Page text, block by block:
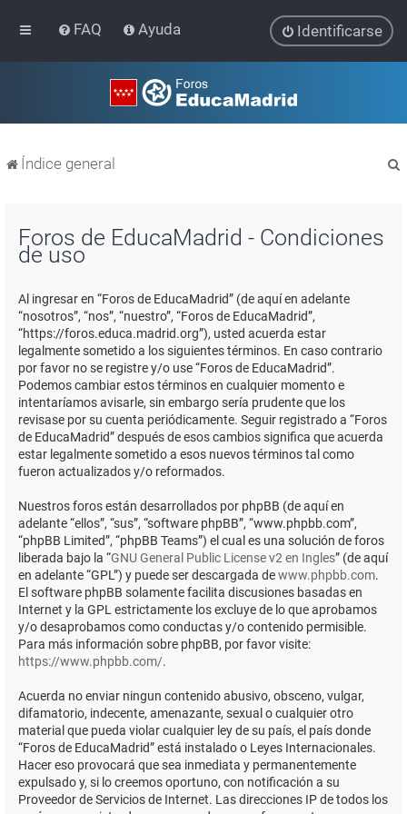
FAQ Ayuda Identificarse
Índice general
Foros de EducaMadrid - Condiciones
de uso
Al ingresar en “Foros de EducaMadrid” (de aquí en adelante
“nosotros”, “nos”, “nuestro”, “Foros de EducaMadrid”,
“https://foros.educa.madrid.org”), usted acuerda estar
legalmente sometido a los siguientes términos. En caso contrario
por favor no se registre y/o use “Foros de EducaMadrid”.
Podemos cambiar estos términos en cualquier momento e
intentaríamos avisarle, sin embargo sería prudente que los
revisase por su cuenta periódicamente. Seguir registrado a “Foros
de EducaMadrid” después de esos cambios significa que acuerda
estar legalmente sometido a esos nuevos términos tal como
fueron actualizados y/o reformados.
Nuestros foros están desarrollados por phpBB (de aquí en
adelante “ellos”, “sus”, “software phpBB”, “www.phpbb.com”,
“phpBB Limited”, “phpBB Teams”) el cual es una solución de foros
liberada bajo la “GNU General Public License v2 en Ingles” (de aquí
en adelante “GPL”) y puede ser descargada dewww.phpbb.com.
El software phpBB solamente facilita discusiones basadas en
Internet y la GPL estrictamente los excluye de lo que aprobamos
y/o desaprobamos como conductas y/o contenido permisible.
Para más información sobre phpBB, por favor visite:
https://www.phpbb.com/.
Acuerda no enviar ningun contenido abusivo, obsceno, vulgar,
difamatorio, indecente, amenazante, sexual o cualquier otro
material que pueda violar cualquier ley de su país, el país donde
“Foros de EducaMadrid” está instalado o Leyes Internacionales.
Hacer eso provocará que sea inmediata y permanentemente
expulsado y, si lo creemos oportuno, con notificación a su
Proveedor de Servicios de Internet. Las direcciones IP de todos los